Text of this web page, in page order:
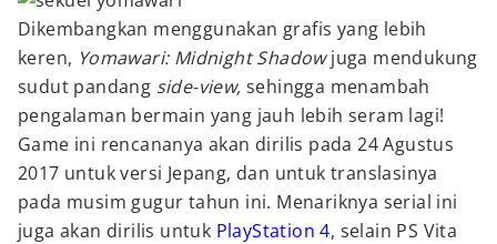
Dikembangkan menggunakan grafis yang lebih
keren, Yomawari: Midnight Shadowjuga mendukung
sudut pandang side-view, sehingga menambah
pengalaman bermain yang jauh lebih seram lagi!
Game ini rencananya akan dirilis pada 24 Agustus
2017 untuk versi Jepang, dan untuk translasinya
pada musim gugur tahun ini. Menariknya serial ini
juga akan dirilis untuk PlayStation 4, selain PS Vita